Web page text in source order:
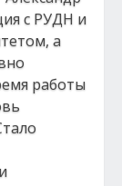
с РУДН и
а
работы